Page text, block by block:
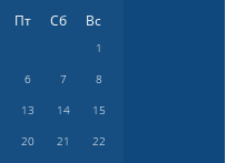
Пт Сб Вс
1
6 7
8
13 14
15
20 21
22